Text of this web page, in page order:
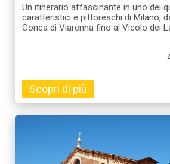
Un itinerario affascinante in uno dei
caratteristici e pittoreschi di Milano,
Conca di Viarenna fino al Vicolo dei
Scopri di più